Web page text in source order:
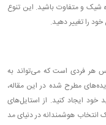
شیک و متفاوت باشید. این تنوع
را تغییر دهید.
هر فردی است که می‌تواند به
مطرح شده در این مقاله،
خود ایجاد کنید. از استایل‌های
هوشمندانه در دنیای مد